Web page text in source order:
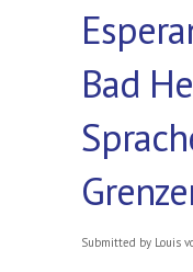
Bad
Submitted by Louis